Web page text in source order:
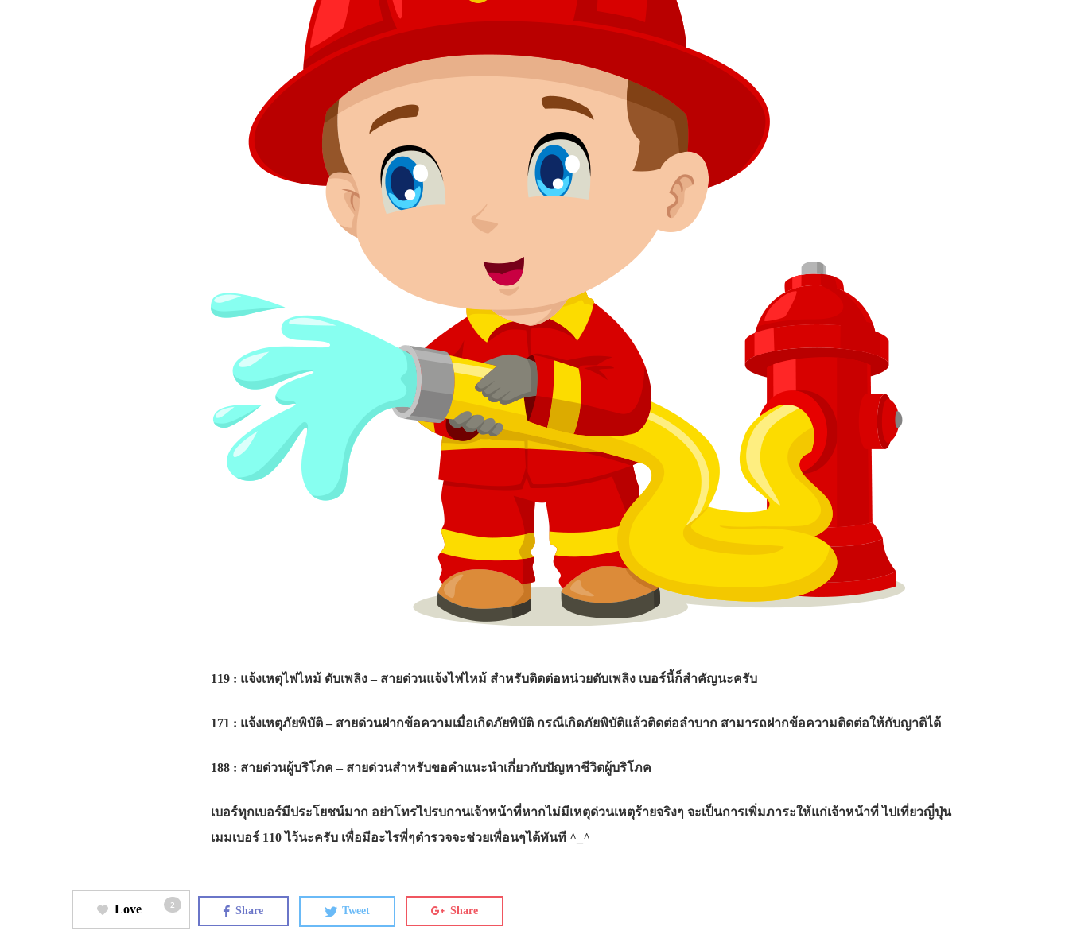
119 : แจ้งเหตุไฟไหม้ ดับเพลิง – สายด่วนแจ้งไฟไหม้ สำหรับติดต่อหน่วยดับเพลิง เบอร์นี้ก็สำคัญนะครับ
171 : แจ้งเหตุภัยพิบัติ – สายด่วนฝากข้อความเมื่อเกิดภัยพิบัติ กรณีเกิดภัยพิบัติแล้วติดต่อลำบาก สามารถฝากข้อความติดต่อให้กับญาติได้
188 : สายด่วนผู้บริโภค – สายด่วนสำหรับขอคำแนะนำเกี่ยวกับปัญหาชีวิตผู้บริโภค
เบอร์ทุกเบอร์มีประโยชน์มาก อย่าโทรไปรบกานเจ้าหน้าที่หากไม่มีเหตุด่วนเหตุร้ายจริงๆ จะเป็นการเพิ่มภาระให้แก่เจ้าหน้าที่ ไปเที่ยวญี่ปุ่น
เมมเบอร์ 110 ไว้นะครับ เพื่อมีอะไรพี่ๆตำรวจจะช่วยเพื่อนๆได้ทันที ^_^
Love 2 Share Tweet Share